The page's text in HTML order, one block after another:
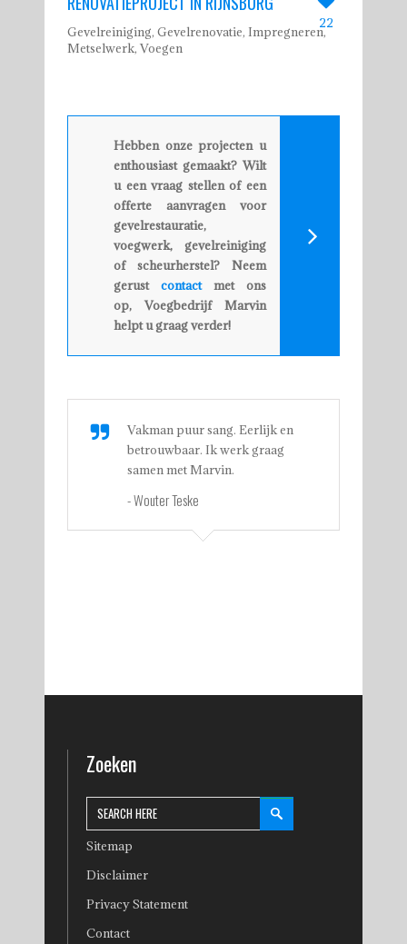
Gevelreiniging, Gevelrenovatie, Impregneren,
Metselwerk, Voegen
22
Hebben onze projecten u
enthousiast gemaakt? Wilt
u een vraag stellen of een
offerte aanvragen voor
gevelrestauratie,
voegwerk, gevelreiniging
of scheurherstel? Neem
gerust contactmet ons
op, Voegbedrijf Marvin
helpt u graag verder!
Vakman puur sang. Eerlijk en
betrouwbaar. Ik werk graag
samen met Marvin.
- Wouter Teske
Zoeken
Sitemap
Disclaimer
Privacy Statement
Contact